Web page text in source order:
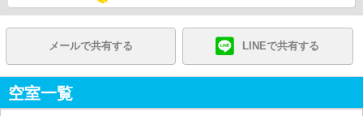
メールで共有する LINEで共有する
空室一覧